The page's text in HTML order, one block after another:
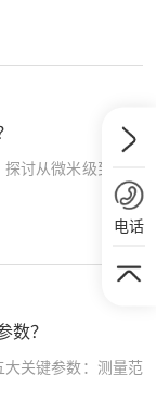
讨从微米级到米级
数？
关键参数：测量范
电话